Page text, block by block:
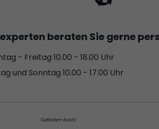
beraten Sie gerne
- Freitag 10.00 - 18.00 Uhr
und Sonntag 10.00 - 17.00 Uhr